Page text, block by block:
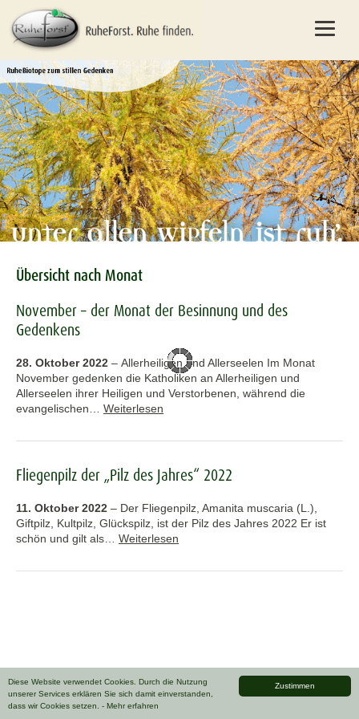
Zustimmen
Diese Website verwendet Cookies. Durch die Nutzung
unserer Services erklären Sie sich damit einverstanden,
dass wir Cookies setzen. - Mehr erfahren
Übersicht nach Monat
November – der Monat der Besinnung und des
Gedenkens
28. Oktober 2022 – Allerheiligen und Allerseelen Im Monat
November gedenken die Katholiken an Allerheiligen und
Allerseelen ihrer Heiligen und Verstorbenen, während die
evangelischen… Weiterlesen
Fliegenpilz der „Pilz des Jahres“ 2022
11. Oktober 2022 – Der Fliegenpilz, Amanita muscaria (L.),
Giftpilz, Kultpilz, Glückspilz, ist der Pilz des Jahres 2022 Er ist
schön und gilt als… Weiterlesen